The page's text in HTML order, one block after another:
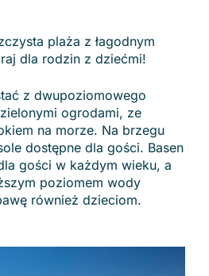
plaża z łagodnym
dla rodzin z dziećmi!
z dwupoziomowego
ogrodami, ze
na morze. Na brzegu
dostępne dla gości. Basen
gości w każdym wieku, a
poziomem wody
również dzieciom.